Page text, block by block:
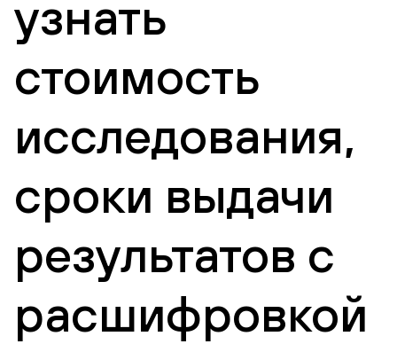
узнать
стоимость
исследования,
сроки выдачи
результатов с
расшифровкой